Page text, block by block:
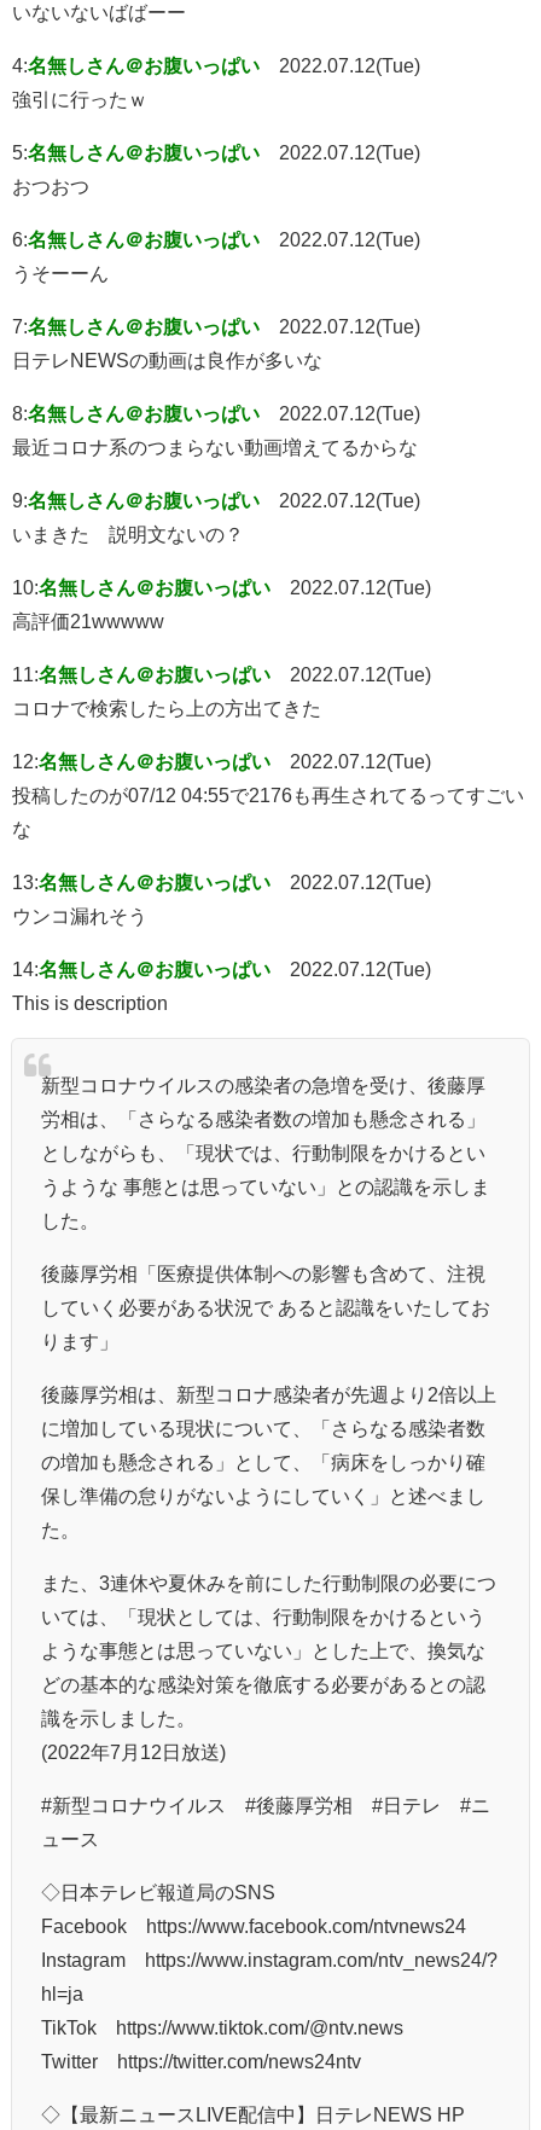
いないないばばーー
4:名無しさん＠お腹いっぱい
2022.07.12(Tue)
強引に行ったｗ
5:名無しさん＠お腹いっぱい
2022.07.12(Tue)
おつおつ
6:名無しさん＠お腹いっぱい
2022.07.12(Tue)
うそーーん
7:名無しさん＠お腹いっぱい
2022.07.12(Tue)
日テレNEWSの動画は良作が多いな
8:名無しさん＠お腹いっぱい
2022.07.12(Tue)
最近コロナ系のつまらない動画増えてるからな
9:名無しさん＠お腹いっぱい
2022.07.12(Tue)
いまきた 説明文ないの？
10:名無しさん＠お腹いっぱい
2022.07.12(Tue)
高評価21wwwww
11:名無しさん＠お腹いっぱい
2022.07.12(Tue)
コロナで検索したら上の方出てきた
12:名無しさん＠お腹いっぱい
2022.07.12(Tue)
投稿したのが07/12 04:55で2176も再生されてるってすごい
な
13:名無しさん＠お腹いっぱい
2022.07.12(Tue)
ウンコ漏れそう
14:名無しさん＠お腹いっぱい
2022.07.12(Tue)
This is description
新型コロナウイルスの感染者の急増を受け、後藤厚
労相は、「さらなる感染者数の増加も懸念される」
としながらも、「現状では、行動制限をかけるとい
うような 事態とは思っていない」との認識を示しま
した。
後藤厚労相「医療提供体制への影響も含めて、注視
していく必要がある状況で あると認識をいたしてお
ります」
後藤厚労相は、新型コロナ感染者が先週より2倍以上
に増加している現状について、「さらなる感染者数
の増加も懸念される」として、「病床をしっかり確
保し準備の怠りがないようにしていく」と述べまし
た。
また、3連休や夏休みを前にした行動制限の必要につ
いては、「現状としては、行動制限をかけるという
ような事態とは思っていない」とした上で、換気な
どの基本的な感染対策を徹底する必要があるとの認
識を示しました。
(2022年7月12日放送)
#新型コロナウイルス #後藤厚労相 #日テレ #ニ
ュース
◇日本テレビ報道局のSNS
Facebook https://www.facebook.com/ntvnews24
Instagram https://www.instagram.com/ntv_news24/?
hl=ja
TikTok https://www.tiktok.com/@ntv.news
Twitter https://twitter.com/news24ntv
◇【最新ニュースLIVE配信中】日テレNEWS HP